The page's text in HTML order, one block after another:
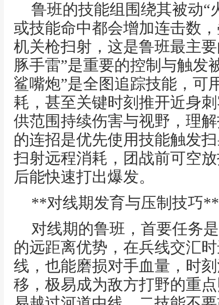
鲁班的技能组围绕其被动“
或技能命中都会增加连击数
机关枪扫射，这是鲁班最主
豚手雷”是重要的控制与触发
鲨嘴炮”是全图追踪技能，可
耗，甚至关键时刻推开近身
供范围持续伤害与视野，理
的连招是优先使用技能触发
扫射远程消耗，团战前可空
后能快速打出爆发。
**对线期发育与压制技巧**
对线期的鲁班，首要任务
的远距离优势，在兵线交汇
线，也能磨损对手血量，时
移，极易成为敌方打野的重